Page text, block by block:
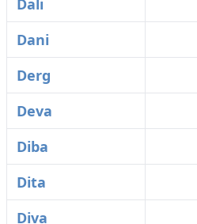
Dali
Dani
Derg
Deva
Diba
Dita
Diva